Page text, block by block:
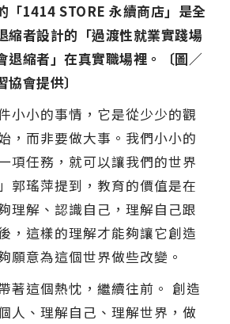
1414 STORE 永續商店」是全
縮者設計的「過渡性就業實踐場
退縮者」在真實職場裡。〔圖／
會提供〕
小小的事情，它是從少少的觀
，而非要做大事。我們小小的
項任務，就可以讓我們的世界
郭瑤萍提到，教育的價值是在
理解、認識自己，理解自己跟
，這樣的理解才能夠讓它創造
願意為這個世界做些改變。
著這個熱忱，繼續往前。 創造
人、理解自己、理解世界，做